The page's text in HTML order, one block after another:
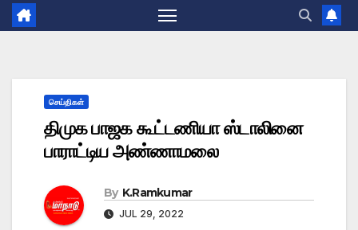
செய்திகள்
திமுக பாஜக கூட்டணியா ஸ்டாலினை
பாராட்டிய அண்ணாமலை
By K.Ramkumar
JUL 29, 2022